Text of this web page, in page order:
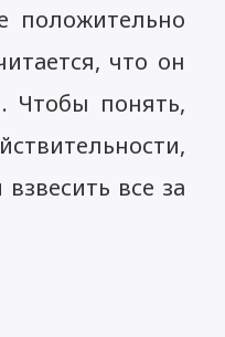
положительно
что он
Чтобы понять,
все за